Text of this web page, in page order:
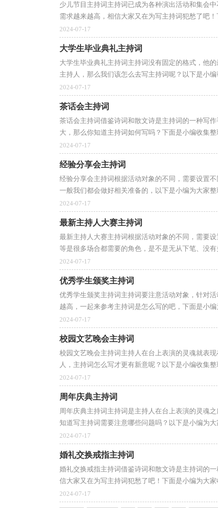
少儿节目主持词主持词已成为各种演出活动和集会
需求越来越高，相信大家又在为写主持词犯愁了吧
2024-07-17
大学生毕业典礼主持词
大学生毕业典礼主持词主持词没有固定的格式，他
主持人，那么我们该怎么去写主持词呢？以下是小
2024-07-17
茶话会主持词
茶话会主持词借鉴诗词和散文诗是主持词的一种写
大，那么你知道主持词如何写吗？下面是小编收集
2024-07-17
经验分享会主持词
经验分享会主持词根据活动对象的不同，需要设置
一般我们都会做好相关准备的，以下是小编为大家
2024-07-17
最新主持人大赛主持词
最新主持人大赛主持词根据活动对象的不同，需要
等是很多场合都需要的角色，是不是无从下笔、没
2024-07-17
优秀学生颁奖主持词
优秀学生颁奖主持词主持词要注意活动对象，针对
越高，一起来参考主持词是怎么写的吧，下面是小
2024-07-17
校园文艺晚会主持词
校园文艺晚会主持词主持人在台上表演的灵魂就表
人，主持词怎么写才更有新意呢？以下是小编收集
2024-07-17
周年庆典主持词
周年庆典主持词主持词是主持人在台上表演的灵魂
知道写主持词需要注意哪些问题吗？以下是小编为
2024-07-17
婚礼交换戒指主持词
婚礼交换戒指主持词借鉴诗词和散文诗是主持词的
信大家又在为写主持词犯愁了吧！下面是小编为大
2024-07-17